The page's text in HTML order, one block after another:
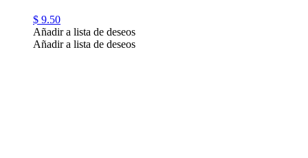
$ 9.50
Añadir a lista de deseos
Añadir a lista de deseos